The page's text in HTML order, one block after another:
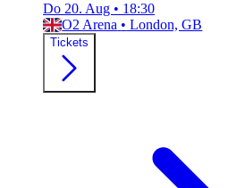
Do 20. Aug • 18:30
O2 Arena • London, GB
Tickets